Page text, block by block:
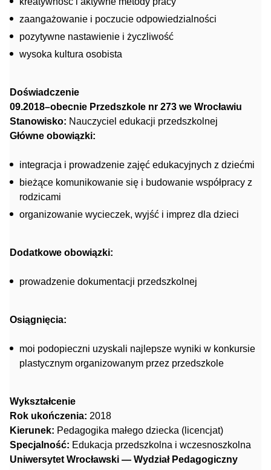
zaangażowanie i poczucie odpowiedzialności
pozytywne nastawienie i życzliwość
wysoka kultura osobista
Doświadczenie
09.2018–obecnie Przedszkole nr 273 we Wrocławiu
Stanowisko: Nauczyciel edukacji przedszkolnej
Główne obowiązki:
integracja i prowadzenie zajęć edukacyjnych z dziećmi
bieżące komunikowanie się i budowanie współpracy z
rodzicami
organizowanie wycieczek, wyjść i imprez dla dzieci
Dodatkowe obowiązki:
prowadzenie dokumentacji przedszkolnej
Osiągnięcia:
moi podopieczni uzyskali najlepsze wyniki w konkursie
plastycznym organizowanym przez przedszkole
Wykształcenie
Rok ukończenia: 2018
Kierunek: Pedagogika małego dziecka (licencjat)
Specjalność: Edukacja przedszkolna i wczesnoszkolna
Uniwersytet Wrocławski — Wydział Pedagogiczny